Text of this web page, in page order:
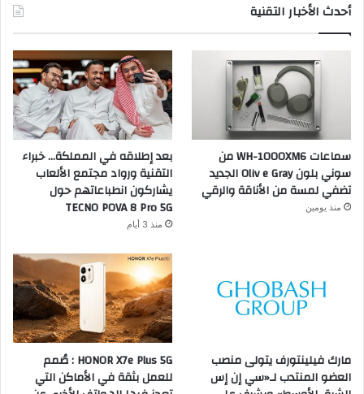
أحدث الأخبار التقنية
سماعات WH-1000XM6 من
سوني بلون Oliv e Gray الجديد
تضفي لمسة من الأناقة والرقي
منذ يومين
بعد إطلاقه في المملكة… خبراء
التقنية ورواد مجتمع الألعاب
يشاركون انطباعاتهم حول
TECNO POVA 8 Pro 5G
منذ 3 أيام
مارك فيلينتورف يتولى منصب
العضو المنتدب لـ«سي إن إس
HONOR X7e Plus 5G : صُمم
للعمل بثقة في الأماكن التي